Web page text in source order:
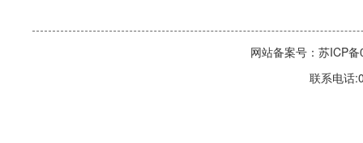
网站备案号：苏ICP
联系电话